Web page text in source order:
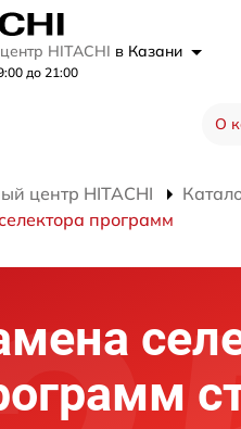
HITACHI в Казани
до 21:00
О
центр HITACHI
программ